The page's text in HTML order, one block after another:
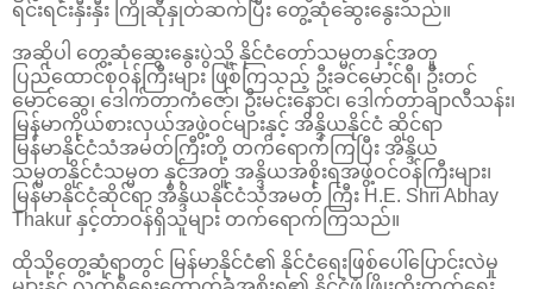
ရင်းရင်းနှီးနှီး ကြိုဆိုနှုတ်ဆက်ပြီး တွေ့ဆုံဆွေးနွေးသည်။
အဆိုပါ တွေ့ဆုံဆွေးနွေးပွဲသို့ နိုင်ငံတော်သမ္မတနှင့်အတူ
ပြည်ထောင်စုဝန်ကြီးများ ဖြစ်ကြသည့် ဦးခင်မောင်ရီ၊ ဦးတင်
မောင်ဆွေ၊ ဒေါက်တာကံဇော်၊ ဦးမင်းနောင်၊ ဒေါက်တာချာလီသန်း၊
မြန်မာကိုယ်စားလှယ်အဖွဲ့ဝင်များနှင့် အိန္ဒိယနိုင်ငံ ဆိုင်ရာ
မြန်မာနိုင်ငံသံအမတ်ကြီးတို့ တက်ရောက်ကြပြီး အိန္ဒိယ
သမ္မတနိုင်ငံသမ္မတ နှင့်အတူ အန္ဒိယအစိုးရအဖွဲ့ဝင်ဝန်ကြီးများ၊
မြန်မာနိုင်ငံဆိုင်ရာ အိန္ဒိယနိုင်ငံသံအမတ် ကြီး H.E. Shri Abhay
Thakur နှင့်တာဝန်ရှိသူများ တက်ရောက်ကြသည်။
ထိုသို့တွေ့ဆုံရာတွင် မြန်မာနိုင်ငံ၏ နိုင်ငံရေးဖြစ်ပေါ်ပြောင်းလဲမှု